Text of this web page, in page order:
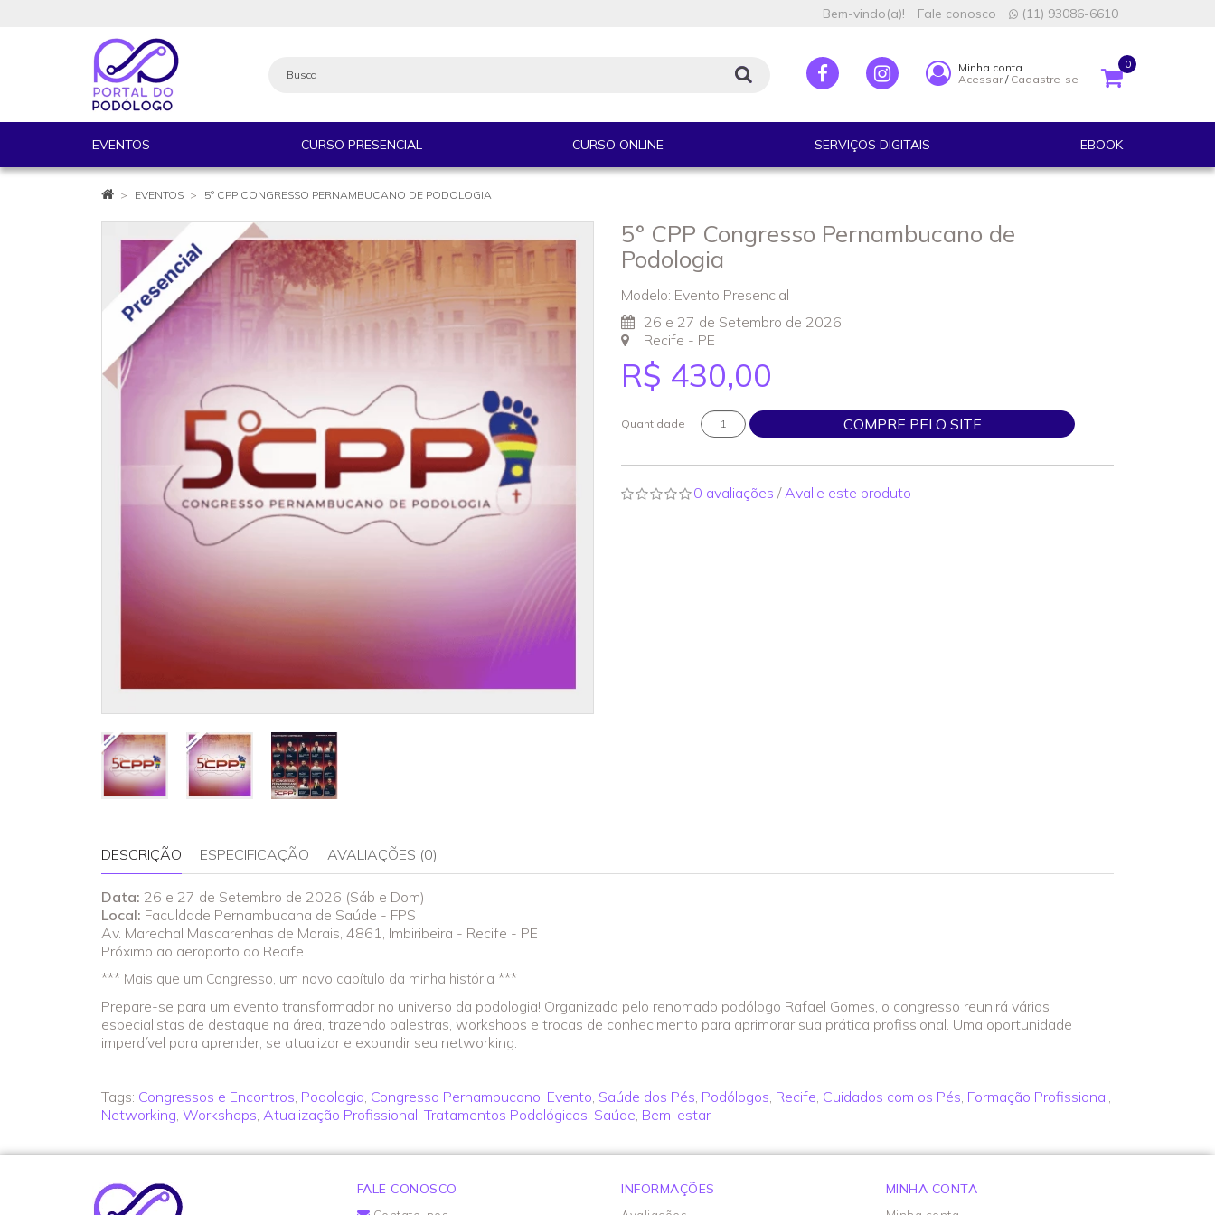
Bem-vindo(a)! Fale conosco (11) 93086-6610
Minha conta
Acessar/ Cadastre-se
0
EVENTOS CURSO PRESENCIAL CURSO ONLINE SERVIÇOS DIGITAIS EBOOK
EVENTOS 5° CPP CONGRESSO PERNAMBUCANO DE PODOLOGIA
5° CPP Congresso Pernambucano de
Podologia
Modelo: Evento Presencial
26 e 27 de Setembro de 2026
Recife - PE
R$ 430,00
Quantidade COMPRE PELO SITE
0 avaliações /Avalie este produto
DESCRIÇÃO ESPECIFICAÇÃO AVALIAÇÕES (0)
Data: 26 e 27 de Setembro de 2026 (Sáb e Dom)
Local: Faculdade Pernambucana de Saúde - FPS
Av. Marechal Mascarenhas de Morais, 4861, Imbiribeira - Recife - PE
Próximo ao aeroporto do Recife
*** Mais que um Congresso, um novo capítulo da minha história ***
Prepare-se para um evento transformador no universo da podologia! Organizado pelo renomado podólogo Rafael Gomes, o congresso reunirá vários
especialistas de destaque na área, trazendo palestras, workshops e trocas de conhecimento para aprimorar sua prática profissional. Uma oportunidade
imperdível para aprender, se atualizar e expandir seu networking.
Tags: Congressos e Encontros, Podologia, Congresso Pernambucano, Evento, Saúde dos Pés, Podólogos, Recife, Cuidados com os Pés, Formação Profissional,
Networking, Workshops, Atualização Profissional, Tratamentos Podológicos, Saúde, Bem-estar
FALE CONOSCO INFORMAÇÕES MINHA CONTA